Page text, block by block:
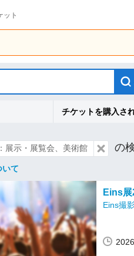
ット
チケットを購入さ
展示・展覧会、美術館 の
いて
Eins
Eins撮